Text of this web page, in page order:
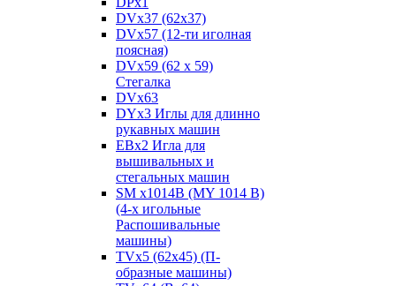
DVx37 (62x37)
DVx57 (12-ти иголная
поясная)
DVx59 (62 x 59)
Стегалка
DVx63
DYx3 Иглы для длинно
рукавных машин
EBx2 Игла для
вышивальных и
стегальных машин
SM x1014B (MY 1014 B)
(4-х игольные
Распошивальные
машины)
TVх5 (62х45) (П-
образные машины)